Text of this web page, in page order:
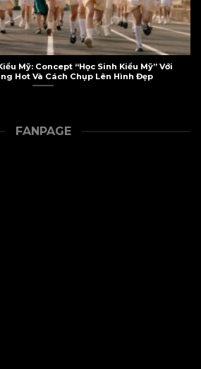
Mỹ: Concept “Học Sinh Kiểu Mỹ” Với
Hot Và Cách Chụp Lên Hình Đẹp
FANPAGE